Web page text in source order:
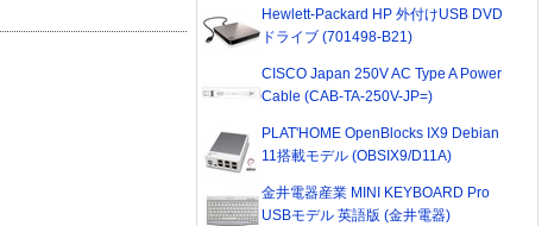
Hewlett-Packard HP 外付けUSB DVD
ドライブ (701498-B21)
CISCO Japan 250V AC Type A Power
Cable (CAB-TA-250V-JP=)
PLAT'HOME OpenBlocks IX9 Debian
11搭載モデル (OBSIX9/D11A)
金井電器産業 MINI KEYBOARD Pro
USBモデル 英語版 (金井電器)